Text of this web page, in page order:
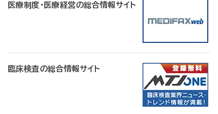
医療制度・医療経営の総合情報サイト
臨床検査の総合情報サイト